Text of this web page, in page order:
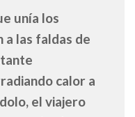
unía los
a las faldas de
calor a
el viajero